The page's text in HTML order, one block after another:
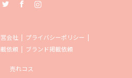
会社
プライバシーポリシー
依頼
ブランド掲載依頼
売れコス